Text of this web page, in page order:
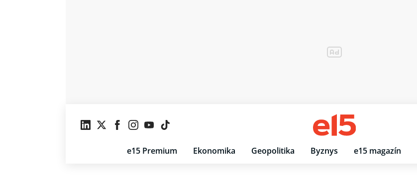
e15 Premium Ekonomika Geopolitika Byznys e15 magazín